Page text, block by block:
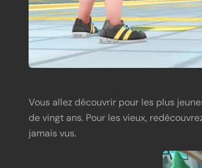
Vous allez découvrir pour les plus
de vingt ans. Pour les vieux,
jamais vus.